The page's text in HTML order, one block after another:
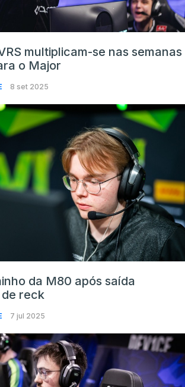
multiplicam-se nas semanas
o Major
8 set 2025
da M80 após saída
reck
7 jul 2025